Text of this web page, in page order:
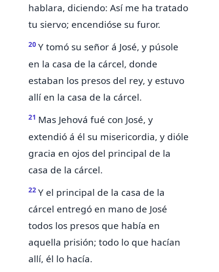
hablara, diciendo: Así me ha tratado
tu siervo; encendióse su furor.
20 Y tomó su señor á José, y púsole
en la casa de la cárcel, donde
estaban los presos del rey, y estuvo
allí en la casa de la cárcel.
21 Mas Jehová fué con José, y
extendió á él su misericordia, y dióle
gracia en ojos del principal de la
casa de la cárcel.
22 Y el principal de la casa de la
cárcel entregó en mano de José
todos los presos que había en
aquella prisión; todo lo que hacían
allí, él lo hacía.